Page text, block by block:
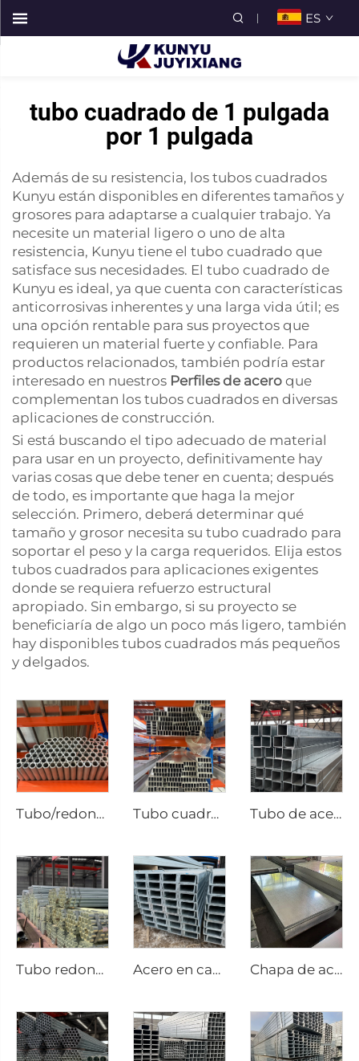
ES
tubo cuadrado de 1 pulgada
por 1 pulgada
Además de su resistencia, los tubos cuadrados
Kunyu están disponibles en diferentes tamaños y
grosores para adaptarse a cualquier trabajo. Ya
necesite un material ligero o uno de alta
resistencia, Kunyu tiene el tubo cuadrado que
satisface sus necesidades. El tubo cuadrado de
Kunyu es ideal, ya que cuenta con características
anticorrosivas inherentes y una larga vida útil; es
una opción rentable para sus proyectos que
requieren un material fuerte y confiable. Para
productos relacionados, también podría estar
interesado en nuestros Perfiles de acero que
complementan los tubos cuadrados en diversas
aplicaciones de construcción.
Si está buscando el tipo adecuado de material
para usar en un proyecto, definitivamente hay
varias cosas que debe tener en cuenta; después
de todo, es importante que haga la mejor
selección. Primero, deberá determinar qué
tamaño y grosor necesita su tubo cuadrado para
soportar el peso y la carga requeridos. Elija estos
tubos cuadrados para aplicaciones exigentes
donde se requiera refuerzo estructural
apropiado. Sin embargo, si su proyecto se
beneficiaría de algo un poco más ligero, también
hay disponibles tubos cuadrados más pequeños
y delgados.
Tubo/redondo de aluminio JIS ASTM, tubo sin costura Tubo cuadrado sin costura de acero de aluminio Tubo de acero galvanizado Gi, tubo cuadrado sin costura
Tubo redondo galvanizado sin costura Acero en canal galvanizado Chapa de acero galvanizada ASTM